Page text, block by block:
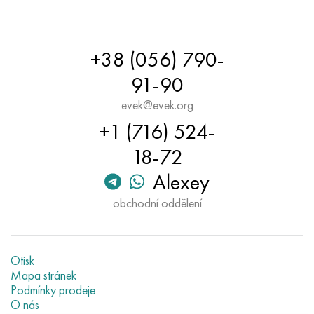
+38 (056) 790-
91-90
evek@evek.org
+1 (716) 524-
18-72
Alexey
obchodní oddělení
Otisk
Mapa stránek
Podmínky prodeje
O nás